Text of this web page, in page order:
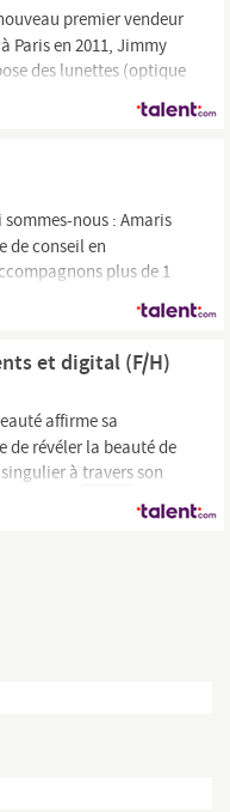
premier vendeur
Paris en 2011, Jimmy
des lunettes (optique
à un prix juste. Notre
à
une
tout...
nous : Amaris
de conseil en
plus de 1
apportant notre
et digital (F/H)
affirme sa
de révéler la beauté de
à travers son
soin. Cette philosophie
qui a toujours